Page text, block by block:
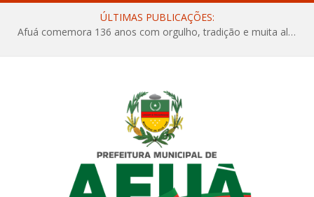
ÚLTIMAS PUBLICAÇÕES:
Afuá comemora 136 anos com orgulho, tradição e muita alegria na Quadra Dr. Nelson Salomão